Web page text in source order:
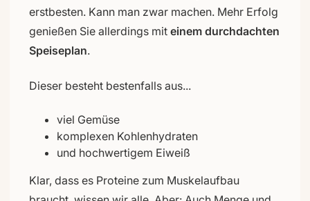
erstbesten. Kann man zwar machen. Mehr Erfolg
genießen Sie allerdings mit einem durchdachten
Speiseplan.
Dieser besteht bestenfalls aus...
viel Gemüse
komplexen Kohlenhydraten
und hochwertigem Eiweiß
Klar, dass es Proteine zum Muskelaufbau